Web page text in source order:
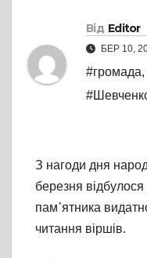
Від Editor
БЕР 10,
#громада,
З нагоди дня
березня відбулося
пам᾽ятника
читання віршів.